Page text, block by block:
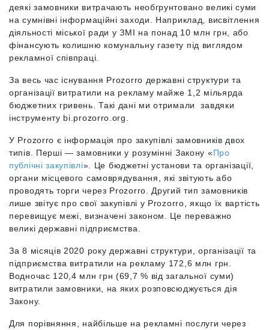
деякі замовники витрачають необгрунтовано великі суми
на сумнівні інформаційні заходи. Наприклад, висвітлення
діяльності міської ради у ЗМІ на понад 10 млн грн, або
фінансують колишню комунальну газету під виглядом
рекламної співпраці.
За весь час існування Prozorro державні структури та
організації витратили на рекламу майже 1,2 мільярда
бюджетних гривень. Такі дані ми отримали завдяки
інструменту bi.prozorro.org.
У Prozorro є інформація про закупівлі замовників двох
типів. Перші — замовники у розумінні Закону «Про
публічні закупівлі». Це бюджетні установи та організації,
органи місцевого самоврядування, які звітують або
проводять торги через Prozorro. Другий тип замовників
лише звітує про свої закупівлі у Prozorro, якщо їх вартість
перевищує межі, визначені законом. Це переважно
великі державні підприємства.
За 8 місяців 2020 року державні структури, організації та
підприємства витратили на рекламу 172,6 млн грн.
Водночас 120,4 млн грн (69,7 % від загальної суми)
витратили замовники, на яких розповсюджується дія
Закону.
Для порівняння, найбільше на рекламні послуги через